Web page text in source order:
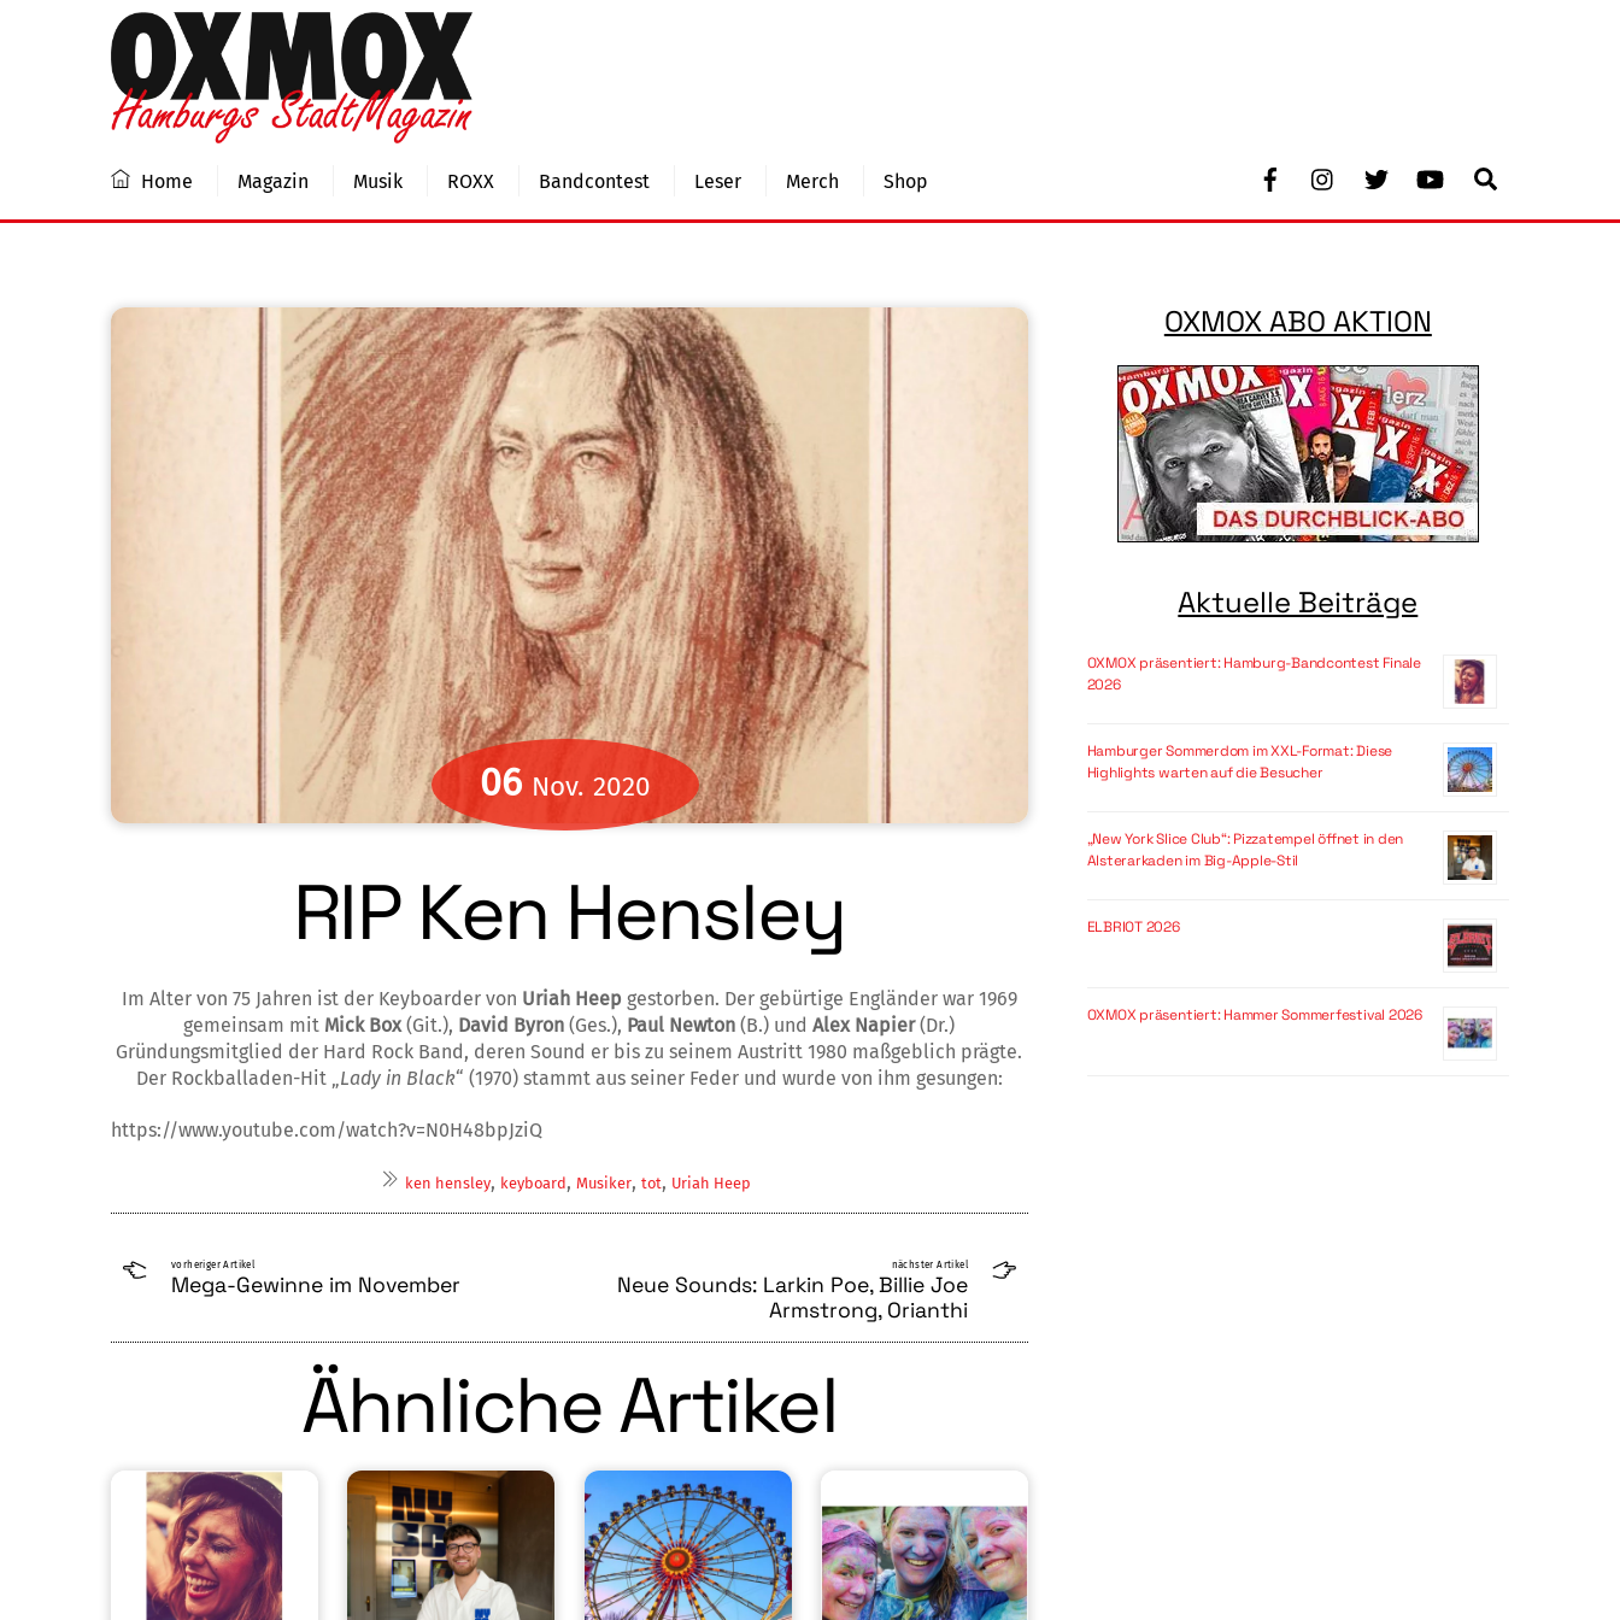
Facebook Youtube
Home Magazin Musik ROXX Bandcontest Leser Merch Shop
06 Nov. 2020
RIP Ken Hensley
Im Alter von 75 Jahren ist der Keyboarder von Uriah Heep gestorben. Der gebürtige Engländer war 1969
gemeinsam mit Mick Box(Git.), David Byron (Ges.), Paul Newton (B.) undAlex Napier(Dr.)
Gründungsmitglied der Hard Rock Band, deren Sound er bis zu seinem Austritt 1980 maßgeblich prägte.
Der Rockballaden-Hit „Lady in Black“ (1970) stammt aus seiner Feder und wurde von ihm gesungen:
https://www.youtube.com/watch?v=N0H48bpJziQ
ken hensley, keyboard, Musiker, tot, Uriah Heep
vorheriger Artikel
Mega-Gewinne im November
nächster Artikel
Neue Sounds: Larkin Poe, Billie Joe
Armstrong, Orianthi
Ähnliche Artikel
OXMOX ABO AKTION
Aktuelle Beiträge
OXMOX präsentiert: Hamburg-Bandcontest Finale
2026
Hamburger Sommerdom im XXL-Format: Diese
Highlights warten auf die Besucher
„New York Slice Club“: Pizzatempel öffnet in den
Alsterarkaden im Big-Apple-Stil
ELBRIOT 2026
OXMOX präsentiert: Hammer Sommerfestival 2026